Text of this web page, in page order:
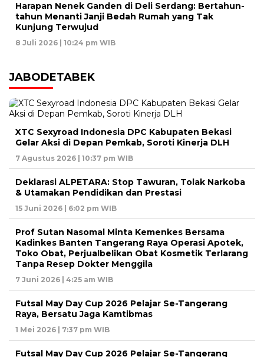
Harapan Nenek Ganden di Deli Serdang: Bertahun-
tahun Menanti Janji Bedah Rumah yang Tak
Kunjung Terwujud
8 Juli 2026 | 10:24 pm WIB
JABODETABEK
XTC Sexyroad Indonesia DPC Kabupaten Bekasi
Gelar Aksi di Depan Pemkab, Soroti Kinerja DLH
7 Agustus 2026 | 10:37 pm WIB
Deklarasi ALPETARA: Stop Tawuran, Tolak Narkoba
& Utamakan Pendidikan dan Prestasi
15 Juni 2026 | 6:02 pm WIB
Prof Sutan Nasomal Minta Kemenkes Bersama
Kadinkes Banten Tangerang Raya Operasi Apotek,
Toko Obat, Perjualbelikan Obat Kosmetik Terlarang
Tanpa Resep Dokter Menggila
7 Juni 2026 | 4:25 am WIB
Futsal May Day Cup 2026 Pelajar Se-Tangerang
Raya, Bersatu Jaga Kamtibmas
1 Mei 2026 | 7:37 pm WIB
Futsal May Day Cup 2026 Pelajar Se-Tangerang